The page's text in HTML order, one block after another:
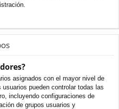
asignados con el mayor nivel de
pueden controlar todas las
incluyendo configuraciones de
de grupos usuarios y